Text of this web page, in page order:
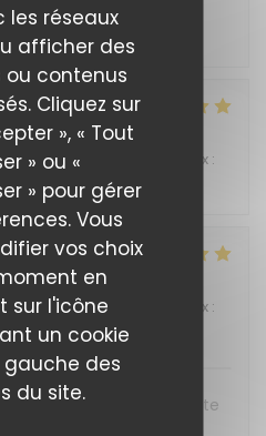
les réseaux
afficher des
ou contenus
Cliquez sur
», « Tout
» ou «
» pour gérer
Vous
vos choix
en
sur l'icône
un cookie
des
du site.
wine, service and
2
/5 Cuisine: Qualité / Prix :
8
/5 Cuisine:5/5 Qualité / Prix :
très agréable. La carte